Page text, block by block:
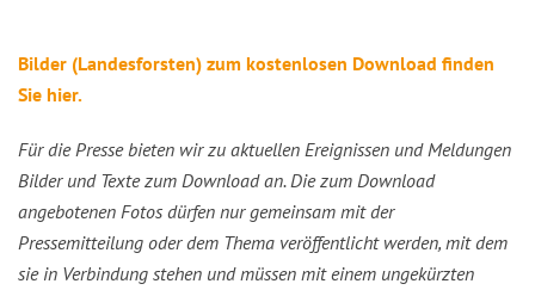
Bilder (Landesforsten) zum kostenlosen Download finden
Sie hier.
Für die Presse bieten wir zu aktuellen Ereignissen und Meldungen
Bilder und Texte zum Download an. Die zum Download
angebotenen Fotos dürfen nur gemeinsam mit der
Pressemitteilung oder dem Thema veröffentlicht werden, mit dem
sie in Verbindung stehen und müssen mit einem ungekürzten